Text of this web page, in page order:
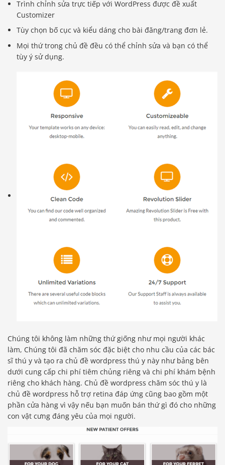
Trình chỉnh sửa trực tiếp với WordPress được đề xuất
Customizer
Tùy chọn bố cục và kiểu dáng cho bài đăng/trang đơn lẻ.
Mọi thứ trong chủ đề đều có thể chỉnh sửa và bạn có thể
tùy ý sử dụng.
Chúng tôi không làm những thứ giống như mọi người khác
làm, Chúng tôi đã chăm sóc đặc biệt cho nhu cầu của các bác
sĩ thú y và tạo ra chủ đề wordpress thú y này như bảng bên
dưới cung cấp chi phí tiêm chủng riêng và chi phí khám bệnh
riêng cho khách hàng. Chủ đề wordpress chăm sóc thú y là
chủ đề wordpress hỗ trợ retina đáp ứng cũng bao gồm một
phần cửa hàng vì vậy nếu bạn muốn bán thứ gì đó cho những
con vật cưng đáng yêu của mọi người.